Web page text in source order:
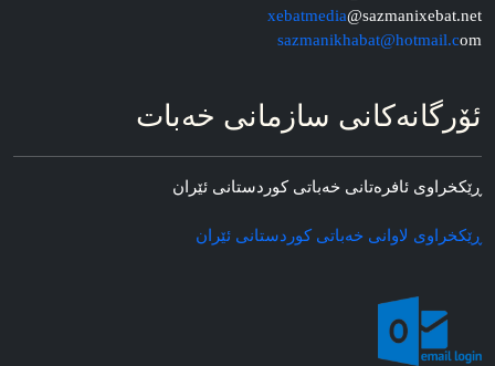
xebatmedia@sazmanixebat.net
sazmanikhabat@hotmail.com
ئۆرگانه‌کانی سازمانی خه‌بات
ڕێکخراوی ئافره‌تانی خه‌باتی کوردستانی ئێران
ڕێکخراوی لاوانی خه‌باتی کوردستانی ئێران